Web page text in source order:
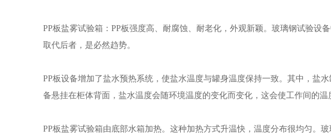
PP板盐雾试验箱：PP板强度高、耐腐蚀、耐老化，外观新颖。玻璃钢试验
取代后者，是必然趋势。
PP板设备增加了盐水预热系统，使盐水温度与罐身温度保持一致。其中，盐
备悬挂在柜体背面，盐水温度会随环境温度的变化而变化，这会使工作间的温
PP板盐雾试验箱由底部水箱加热。这种加热方式升温快，温度分布很均匀。